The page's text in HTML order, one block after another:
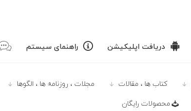
دریافت اپلیکیشن راهنمای سیستم
كتاب ها ، مقالات مجلات ، روزنامه ها ، الگوها
محصولات رايگان